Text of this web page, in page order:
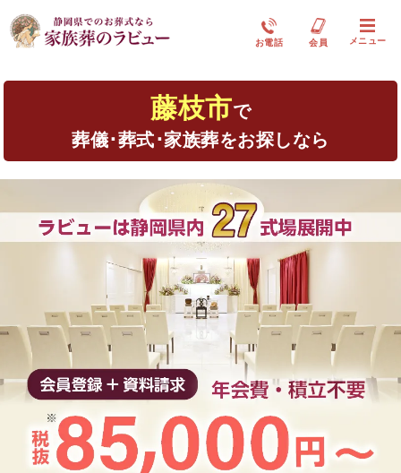
お電話 会員 メニュー
藤枝市で
葬儀･葬式･家族葬をお探しなら